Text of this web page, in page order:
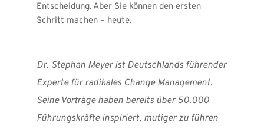
Entscheidung. Aber Sie können den ersten
Schritt machen – heute.
Dr. Stephan Meyer ist Deutschlands führender
Experte für radikales Change Management.
Seine Vorträge haben bereits über 50.000
Führungskräfte inspiriert, mutiger zu führen